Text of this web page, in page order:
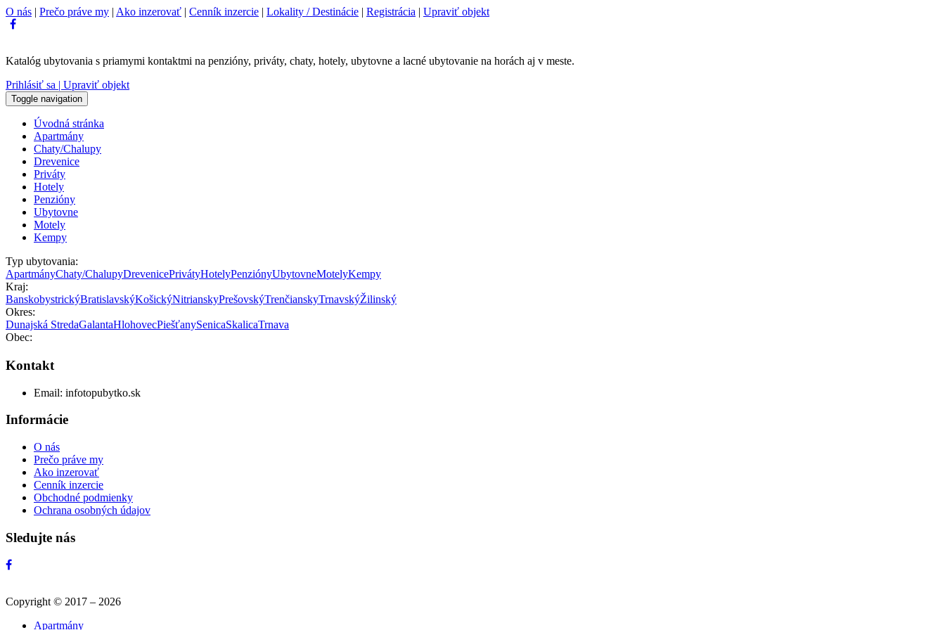
O nás | Prečo práve my | Ako inzerovať | Cenník inzercie | Lokality / Destinácie | Registrácia | Upraviť objekt
Katalóg ubytovania s priamymi kontaktmi na penzióny, priváty, chaty, hotely, ubytovne a lacné ubytovanie na horách aj v meste.
Prihlásiť sa | Upraviť objekt
Toggle navigation
Úvodná stránka
Apartmány
Chaty/Chalupy
Drevenice
Priváty
Hotely
Penzióny
Ubytovne
Motely
Kempy
Typ ubytovania:
ApartmányChaty/ChalupyDrevenicePrivátyHotelyPenziónyUbytovneMotelyKempy
Kraj:
BanskobystrickýBratislavskýKošickýNitrianskyPrešovskýTrenčianskyTrnavskýŽilinský
Okres:
Dunajská StredaGalantaHlohovecPiešťanySenicaSkalicaTrnava
Obec:
Kontakt
Email: infotopubytko.sk
Informácie
O nás
Prečo práve my
Ako inzerovať
Cenník inzercie
Obchodné podmienky
Ochrana osobných údajov
Sledujte nás
Copyright © 2017 – 2026
Apartmány